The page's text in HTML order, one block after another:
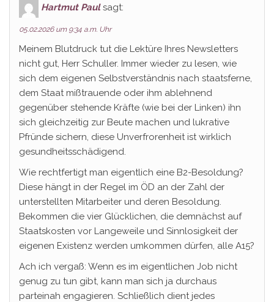
Hartmut Paul sagt:
05.02.2026 um 9:34 a.m. Uhr
Meinem Blutdruck tut die Lektüre Ihres Newsletters
nicht gut, Herr Schuller. Immer wieder zu lesen, wie
sich dem eigenen Selbstverständnis nach staatsferne,
dem Staat mißtrauende oder ihm ablehnend
gegenüber stehende Kräfte (wie bei der Linken) ihn
sich gleichzeitig zur Beute machen und lukrative
Pfründe sichern, diese Unverfrorenheit ist wirklich
gesundheitsschädigend.
Wie rechtfertigt man eigentlich eine B2-Besoldung?
Diese hängt in der Regel im ÖD an der Zahl der
unterstellten Mitarbeiter und deren Besoldung.
Bekommen die vier Glücklichen, die demnächst auf
Staatskosten vor Langeweile und Sinnlosigkeit der
eigenen Existenz werden umkommen dürfen, alle A15?
Ach ich vergaß: Wenn es im eigentlichen Job nicht
genug zu tun gibt, kann man sich ja durchaus
parteinah engagieren. Schließlich dient jedes